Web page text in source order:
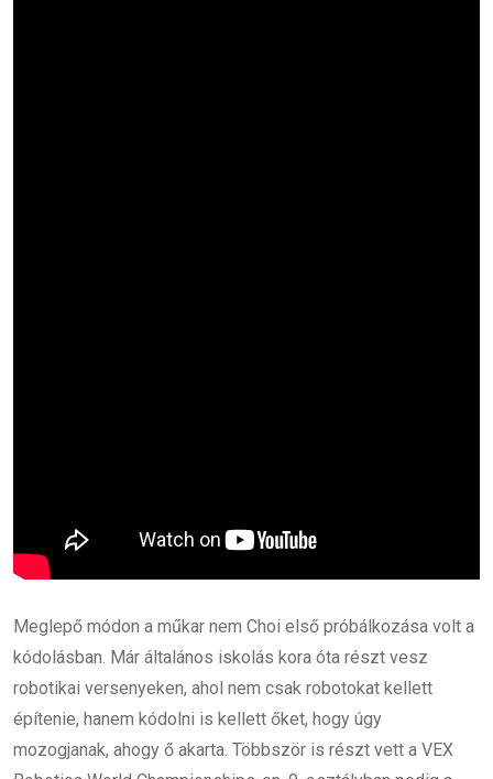
Meglepő módon a műkar nem Choi első próbálkozása volt a
kódolásban. Már általános iskolás kora óta részt vesz
robotikai versenyeken, ahol nem csak robotokat kellett
építenie, hanem kódolni is kellett őket, hogy úgy
mozogjanak, ahogy ő akarta. Többször is részt vett a VEX